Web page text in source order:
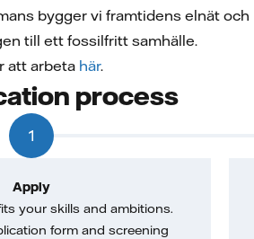
bygger vi framtidens elnät och
till ett fossilfritt samhälle.
att arbeta här.
process
1
Apply
your skills and ambitions.
form and screening